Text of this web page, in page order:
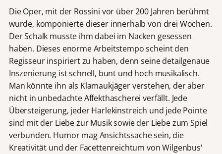
Die Oper, mit der Rossini vor über 200 Jahren berühmt
wurde, komponierte dieser innerhalb von drei Wochen.
Der Schalk musste ihm dabei im Nacken gesessen
haben. Dieses enorme Arbeitstempo scheint den
Regisseur inspiriert zu haben, denn seine detailgenaue
Inszenierung ist schnell, bunt und hoch musikalisch.
Man könnte ihn als Klamaukjäger verstehen, der aber
nicht in unbedachte Affekthascherei verfällt. Jede
Übersteigerung, jeder Harlekinstreich und jede Pointe
sind mit der Liebe zur Musik sowie der Liebe zum Spiel
verbunden. Humor mag Ansichtssache sein, die
Kreativität und der Facettenreichtum von Wilgenbus‘